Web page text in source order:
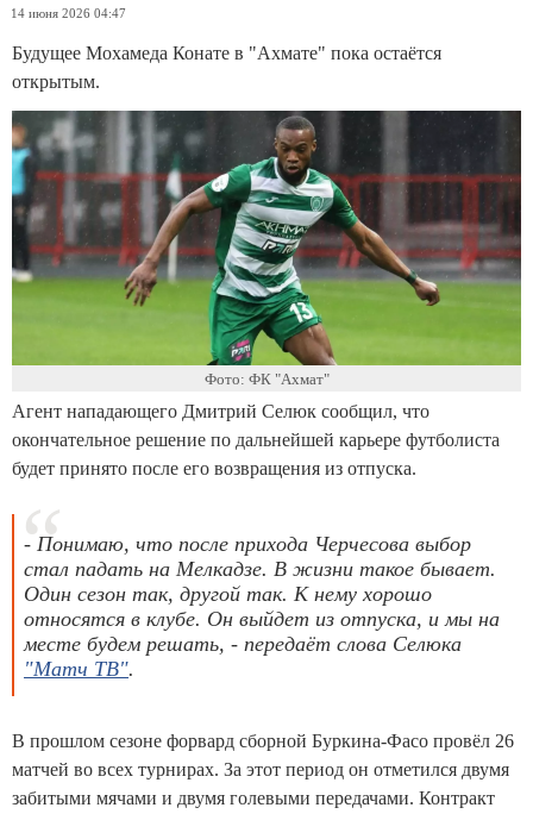
14 июня 2026 04:47
Будущее Мохамеда Конате в "Ахмате" пока остаётся
открытым.
Фото: ФК "Ахмат"
Агент нападающего Дмитрий Селюк сообщил, что
окончательное решение по дальнейшей карьере футболиста
будет принято после его возвращения из отпуска.
- Понимаю, что после прихода Черчесова выбор
стал падать на Мелкадзе. В жизни такое бывает.
Один сезон так, другой так. К нему хорошо
относятся в клубе. Он выйдет из отпуска, и мы на
месте будем решать, - передаёт слова Селюка
"Матч ТВ".
В прошлом сезоне форвард сборной Буркина-Фасо провёл 26
матчей во всех турнирах. За этот период он отметился двумя
забитыми мячами и двумя голевыми передачами. Контракт